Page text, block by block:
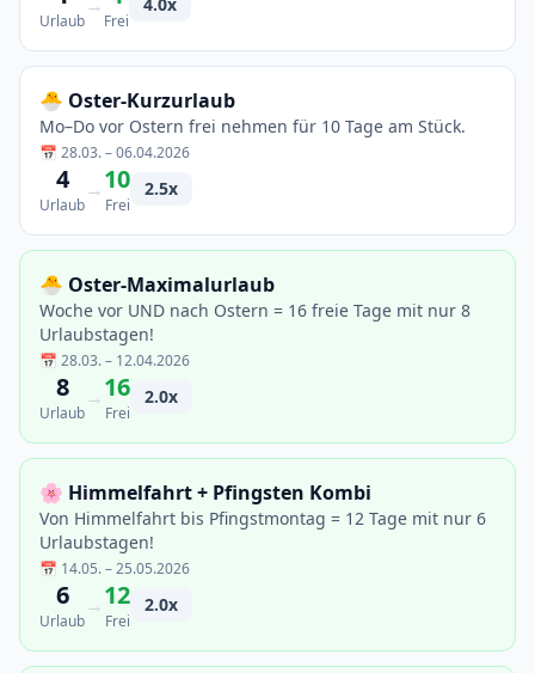
Urlaub Frei
🐣 Oster-Kurzurlaub
Mo–Do vor Ostern frei nehmen für 10 Tage am Stück.
📅 28.03. – 06.04.2026
4
Urlaub
→10
Frei
2.5x
🐣 Oster-Maximalurlaub
Woche vor UND nach Ostern = 16 freie Tage mit nur 8
Urlaubstagen!
📅 28.03. – 12.04.2026
8
Urlaub
→ 16
Frei
2.0x
🌸 Himmelfahrt + Pfingsten Kombi
Von Himmelfahrt bis Pfingstmontag = 12 Tage mit nur 6
Urlaubstagen!
📅 14.05. – 25.05.2026
6
Urlaub
→ 12
Frei
2.0x